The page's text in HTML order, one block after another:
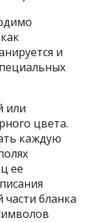
и
или
цвета.
каждую
ее
бланка